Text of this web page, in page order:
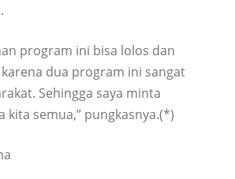
program ini bisa lolos dan
dua program ini sangat
Sehingga saya minta
kita semua,” pungkasnya.(*)